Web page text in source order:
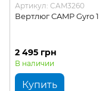
Артикул: CAM3260
Вертлюг CAMP Gyro 1
2 495 грн
В наличии
Купить